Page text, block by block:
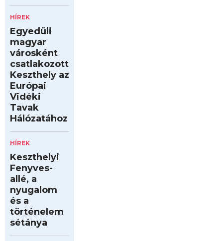
HÍREK
Egyedüli
magyar
városként
csatlakozott
Keszthely az
Európai
Vidéki
Tavak
Hálózatához
HÍREK
Keszthelyi
Fenyves-
allé, a
nyugalom
és a
történelem
sétánya